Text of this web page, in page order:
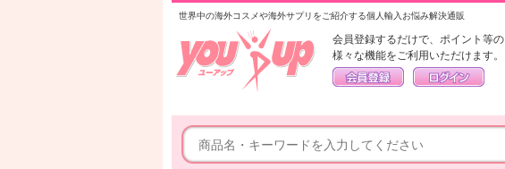
世界中の海外コスメや海外サプリをご紹介する個人輸入お悩み解決通販
会員登録するだけで、ポイント等の
様々な機能をご利用いただけます。